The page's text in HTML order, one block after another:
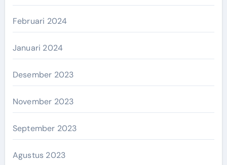
Februari 2024
Januari 2024
Desember 2023
November 2023
September 2023
Agustus 2023